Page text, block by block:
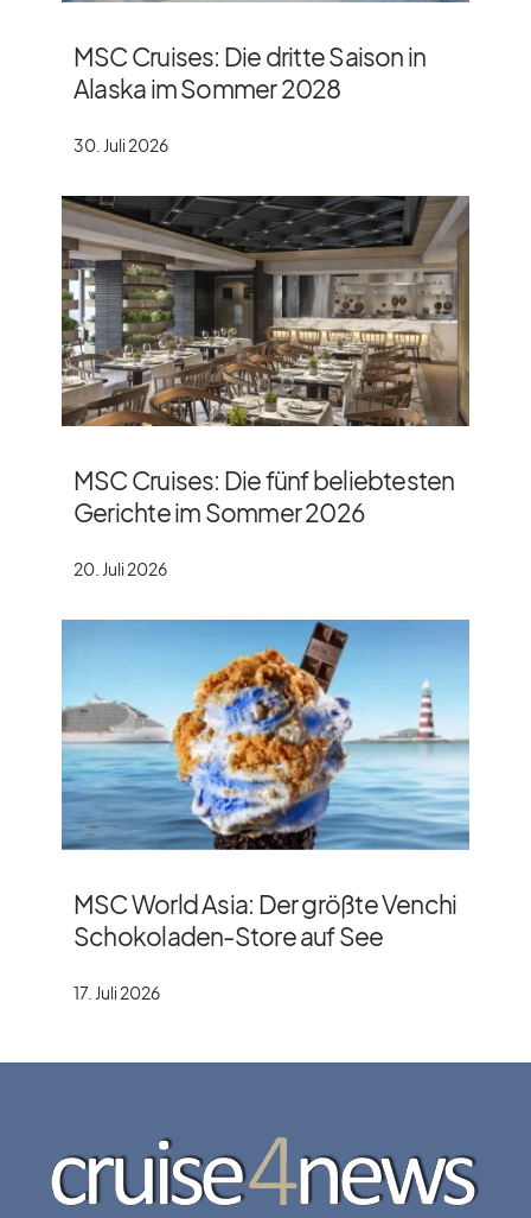
MSC Cruises: Die dritte Saison in
Alaska im Sommer 2028
30. Juli 2026
MSC Cruises: Die fünf beliebtesten
Gerichte im Sommer 2026
20. Juli 2026
MSC World Asia: Der größte Venchi
Schokoladen-Store auf See
17. Juli 2026